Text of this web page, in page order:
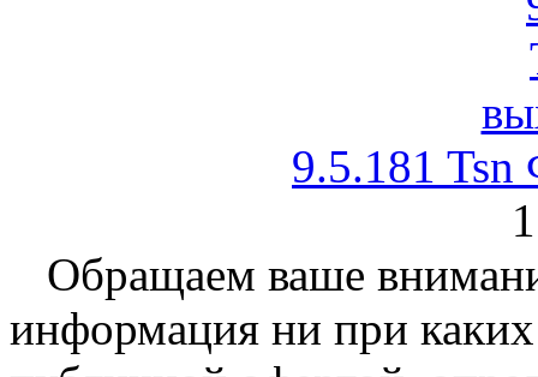
9.5.181 Tsn
Обращаем ваше
информация ни при каких